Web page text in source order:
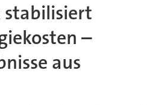
stabilisiert
–
aus